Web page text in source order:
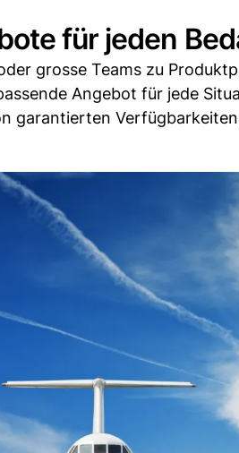
für jeden
grosse Teams zu
Angebot für jede
garantierten